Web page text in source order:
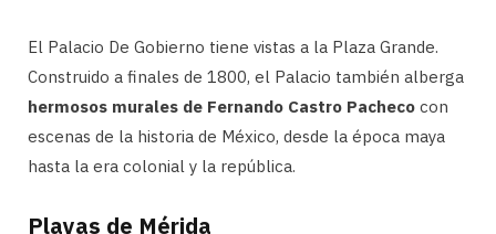
El Palacio De Gobierno tiene vistas a la Plaza Grande.
Construido a finales de 1800, el Palacio también alberga
hermosos murales de Fernando Castro Pacheco con
escenas de la historia de México, desde la época maya
hasta la era colonial y la república.
Playas de Mérida